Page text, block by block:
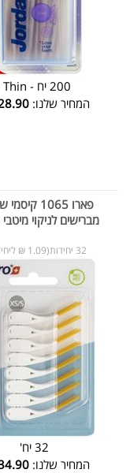
200 יח - Thin
המחיר שלנו:
פארו 1065
מברישים לניקוי מיטבי Paro
32 יחידות(1.09 ₪ ליחידה)
המחיר שלנו: